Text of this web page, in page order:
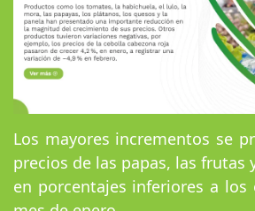
Los mayores incrementos se
precios de las papas, las frutas
en porcentajes inferiores a los